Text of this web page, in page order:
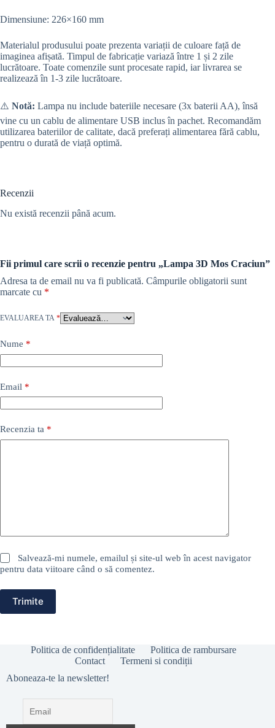
Dimensiune: 226×160 mm
Materialul produsului poate prezenta variații de culoare față de
imaginea afișată. Timpul de fabricație variază între 1 și 2 zile
lucrătoare. Toate comenzile sunt procesate rapid, iar livrarea se
realizează în 1-3 zile lucrătoare.
⚠️ Notă: Lampa nu include bateriile necesare (3x baterii AA), însă
vine cu un cablu de alimentare USB inclus în pachet. Recomandăm
utilizarea bateriilor de calitate, dacă preferați alimentarea fără cablu,
pentru o durată de viață optimă.
Recenzii
Nu există recenzii până acum.
Fii primul care scrii o recenzie pentru „Lampa 3D Mos Craciun”
Adresa ta de email nu va fi publicată. Câmpurile obligatorii sunt
marcate cu *
EVALUAREA TA *
Nume *
Email *
Recenzia ta *
Salvează-mi numele, emailul și site-ul web în acest navigator
pentru data viitoare când o să comentez.
Trimite
Politica de confidențialitate
Politica de rambursare
Contact
Termeni si condiții
Aboneaza-te la newsletter!